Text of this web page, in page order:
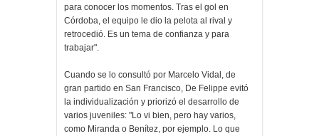
para conocer los momentos. Tras el gol en
Córdoba, el equipo le dio la pelota al rival y
retrocedió. Es un tema de confianza y para
trabajar".
Cuando se lo consultó por Marcelo Vidal, de
gran partido en San Francisco, De Felippe evitó
la individualización y priorizó el desarrollo de
varios juveniles: "Lo vi bien, pero hay varios,
como Miranda o Benítez, por ejemplo. Lo que